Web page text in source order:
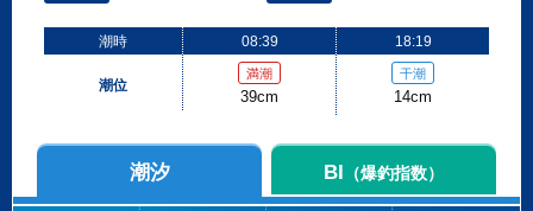
潮時
潮位
08:39
満潮
39cm
18:19
干潮
14cm
潮汐 BI （爆釣指数）